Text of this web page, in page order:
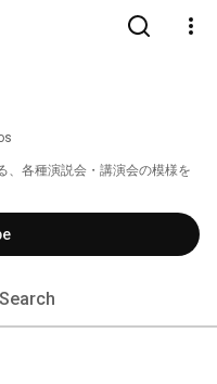
、各種演説会・講演会の模様を
Search